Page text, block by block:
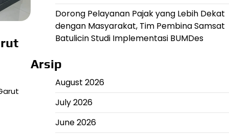
Dorong Pelayanan Pajak yang Lebih Dekat
dengan Masyarakat, Tim Pembina Samsat
Batulicin Studi Implementasi BUMDes
Arsip
August 2026
July 2026
June 2026